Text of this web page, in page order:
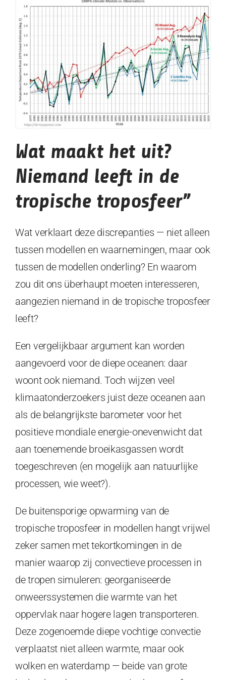
Wat maakt het uit?
Niemand leeft in de
tropische troposfeer”
Wat verklaart deze discrepanties — niet alleen
tussen modellen en waarnemingen, maar ook
tussen de modellen onderling? En waarom
zou dit ons überhaupt moeten interesseren,
aangezien niemand in de tropische troposfeer
leeft?
Een vergelijkbaar argument kan worden
aangevoerd voor de diepe oceanen: daar
woont ook niemand. Toch wijzen veel
klimaatonderzoekers juist deze oceanen aan
als de belangrijkste barometer voor het
positieve mondiale energie-onevenwicht dat
aan toenemende broeikasgassen wordt
toegeschreven (en mogelijk aan natuurlijke
processen, wie weet?).
De buitensporige opwarming van de
tropische troposfeer in modellen hangt vrijwel
zeker samen met tekortkomingen in de
manier waarop zij convectieve processen in
de tropen simuleren: georganiseerde
onweerssystemen die warmte van het
oppervlak naar hogere lagen transporteren.
Deze zogenoemde diepe vochtige convectie
verplaatst niet alleen warmte, maar ook
wolken en waterdamp — beide van grote